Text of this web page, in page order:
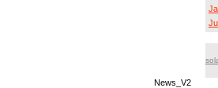
News_V2